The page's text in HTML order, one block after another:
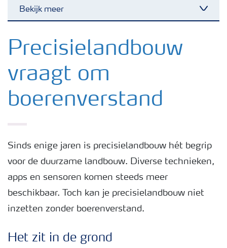
Bekijk meer
Nieuwsbrieven
Gewassen
Meststoffen
Podcasts
Precisielandbouw
vraagt om
boerenverstand
Sinds enige jaren is precisielandbouw hét begrip
voor de duurzame landbouw. Diverse technieken,
apps en sensoren komen steeds meer
beschikbaar. Toch kan je precisielandbouw niet
inzetten zonder boerenverstand.
Het zit in de grond